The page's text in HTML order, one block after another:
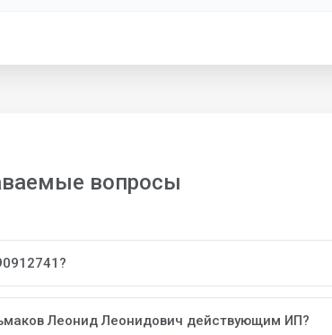
вопросы
Леонид Леонидович действующим ИП?